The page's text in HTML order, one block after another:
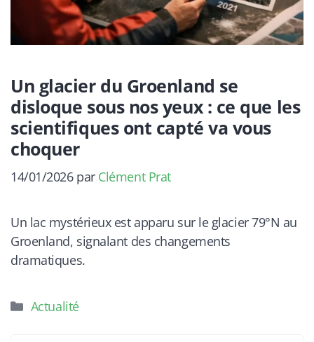
Un glacier du Groenland se
disloque sous nos yeux : ce que les
scientifiques ont capté va vous
choquer
14/01/2026 par Clément Prat
Un lac mystérieux est apparu sur le glacier 79°N au
Groenland, signalant des changements
dramatiques.
Catégories
Actualité